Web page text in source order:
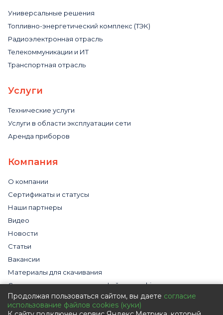
Универсальные решения
Топливно-энергетический комплекс (ТЭК)
Радиоэлектронная отрасль
Телекоммуникации и ИТ
Транспортная отрасль
Услуги
Технические услуги
Услуги в области эксплуатации сети
Аренда приборов
Компания
О компании
Сертификаты и статусы
Наши партнеры
Видео
Новости
Статьи
Вакансии
Материалы для скачивания
Cогласие на использование файлов cookies
Обработка персональных данных с помощью сервиса
«Яндекс.Метрика»
Продолжая пользоваться сайтом, вы даете согласие
использование файлов cookies (куки)